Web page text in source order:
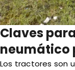
Claves
neumático
Los tractores son